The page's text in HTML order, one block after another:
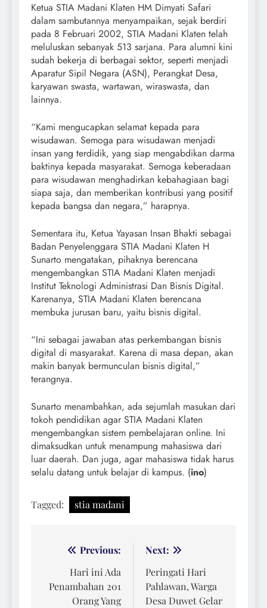
Ketua STIA Madani Klaten HM Dimyati Safari
dalam sambutannya menyampaikan, sejak berdiri
pada 8 Februari 2002, STIA Madani Klaten telah
meluluskan sebanyak 513 sarjana. Para alumni kini
sudah bekerja di berbagai sektor, seperti menjadi
Aparatur Sipil Negara (ASN), Perangkat Desa,
karyawan swasta, wartawan, wiraswasta, dan
lainnya.
“Kami mengucapkan selamat kepada para
wisudawan. Semoga para wisudawan menjadi
insan yang terdidik, yang siap mengabdikan darma
baktinya kepada masyarakat. Semoga keberadaan
para wisudawan menghadirkan kebahagiaan bagi
siapa saja, dan memberikan kontribusi yang positif
kepada bangsa dan negara,” harapnya.
Sementara itu, Ketua Yayasan Insan Bhakti sebagai
Badan Penyelenggara STIA Madani Klaten H
Sunarto mengatakan, pihaknya berencana
mengembangkan STIA Madani Klaten menjadi
Institut Teknologi Administrasi Dan Bisnis Digital.
Karenanya, STIA Madani Klaten berencana
membuka jurusan baru, yaitu bisnis digital.
“Ini sebagai jawaban atas perkembangan bisnis
digital di masyarakat. Karena di masa depan, akan
makin banyak bermunculan bisnis digital,”
terangnya.
Sunarto menambahkan, ada sejumlah masukan dari
tokoh pendidikan agar STIA Madani Klaten
mengembangkan sistem pembelajaran online. Ini
dimaksudkan untuk menampung mahasiswa dari
luar daerah. Dan juga, agar mahasiswa tidak harus
selalu datang untuk belajar di kampus. (ino)
Tagged: stia madani
NavigasiPrevious:
Hari ini Ada
Penambahan 201
Orang Yang
Next:
Peringati Hari
Pahlawan, Warga
Desa Duwet Gelar